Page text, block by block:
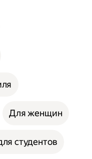
Для женщин
студентов